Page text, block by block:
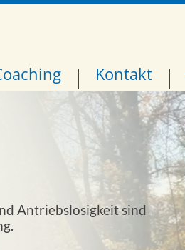
Kontakt
Antriebslosigkeit sind